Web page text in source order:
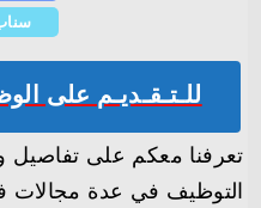
للـتـقـديـم على
تعرفنا معكم على تفاصيل
التوظيف في عدة مجالات